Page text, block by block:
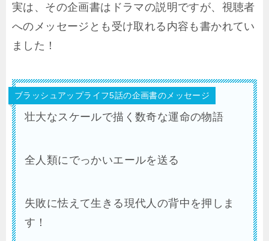
実は、その企画書はドラマの説明ですが、視聴者
へのメッセージとも受け取れる内容も書かれてい
ました！
ブラッシュアップライフ5話の企画書のメッセージ
壮大なスケールで描く数奇な運命の物語
全人類にでっかいエールを送る
失敗に怯えて生きる現代人の背中を押しま
す！